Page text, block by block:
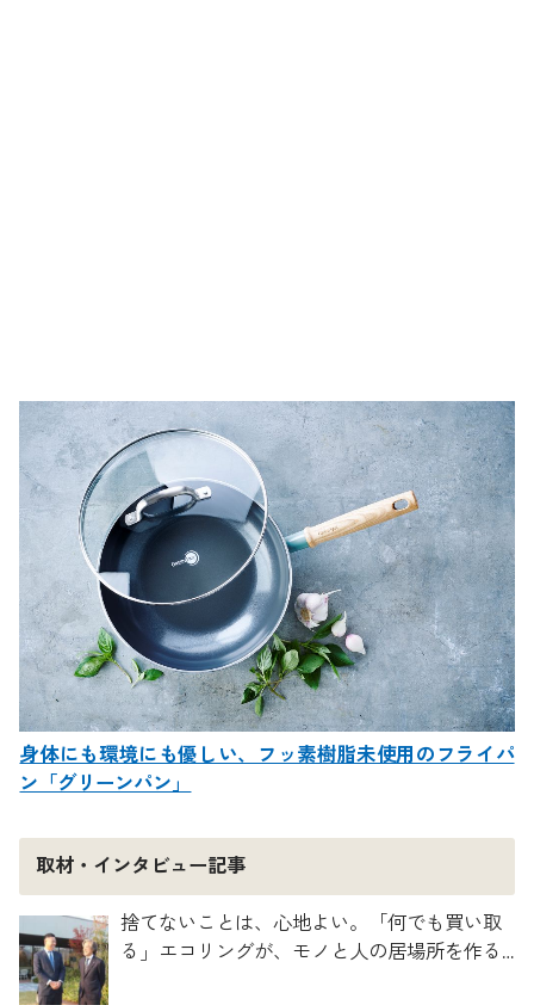
身体にも環境にも優しい、フッ素樹脂未使用のフライパ
ン「グリーンパン」
取材・インタビュー記事
捨てないことは、心地よい。「何でも買い取
る」エコリングが、モノと人の居場所を作る